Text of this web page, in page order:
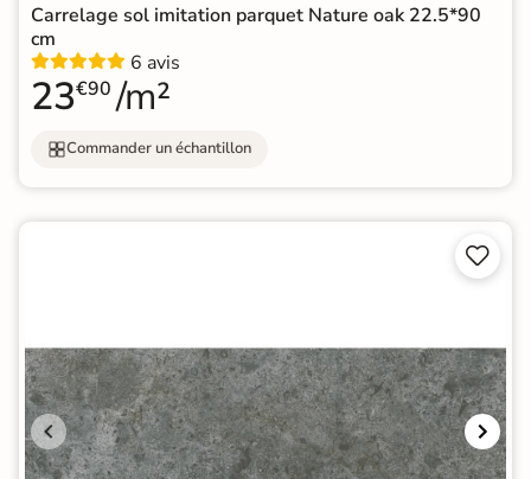
Carrelage sol imitation parquet Nature oak 22.5*90
cm
6 avis
23€90 /m²
Commander un échantillon

